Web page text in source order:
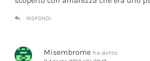
RISPONDI
Misembrome ha detto: